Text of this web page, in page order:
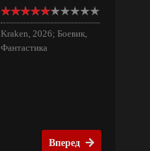
Kraken, 2026; Боевик,
Фантастика
Вперед